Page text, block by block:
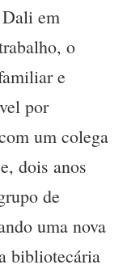
em
o
e
por
um colega
dois anos
de
uma nova
bibliotecária